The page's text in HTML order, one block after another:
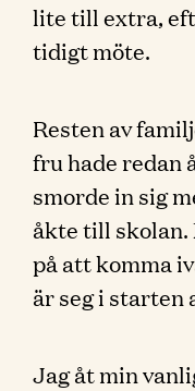
lite till extra,
tidigt möte.
Resten av
fru hade redan
smorde in sig
åkte till skolan.
på att komma
är seg i starten
Jag åt min